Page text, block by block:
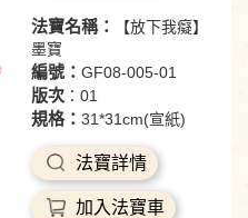
法寶名稱：
【放下我癡】
墨寶
編號： GF08-005-01
版次：01
規格： 31*31cm(宣紙)
法寶詳情
加入法寶車